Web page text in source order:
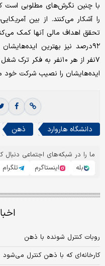
با چنین نگرش‌‌های مطلوبی است
را آشکار می‌‌کنند. از بین
۹۲درصد نیز بهترین
ایده‌هایشان را نصیب شرکت خود
دانشگاه هاروارد ذهن
ما را در شبکه‌های اجتماعی دنبال
بله
اینستاگرم تلگرام
روبات کنترل شونده با ذهن
کارخانه‌ای که با ذهن کنترل می‌شود